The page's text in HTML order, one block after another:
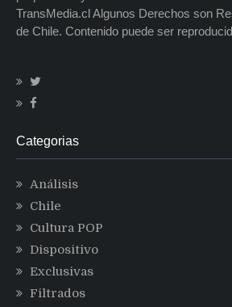
TransMedia.cl Algunos Derechos son
de Chile. Contenido puede ser
Categorias
Análisis
Chile
Cultura POP
Dispositivo
Exclusivas
Filtrados